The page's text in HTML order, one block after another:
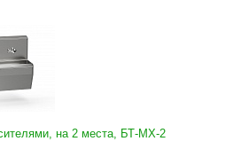
на 2 места, БТ-МХ-2